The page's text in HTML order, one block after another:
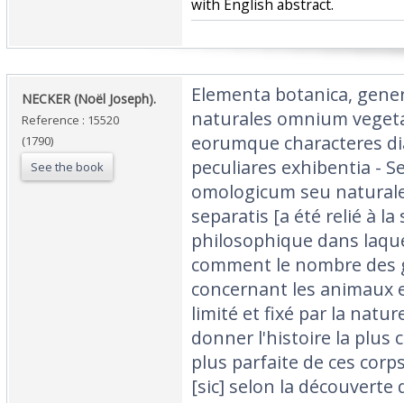
with English abstract.‎
‎NECKER (Noël Joseph).‎
Reference : 15520
(1790)
See the book
‎Elementa botanica,
naturales omnium
eorumque characteres
peculiares exhibentia -
omologicum seu
separatis [a été relié à
philosophique dans
comment le nombre des
concernant les animaux
limité et fixé par la
donner l'histoire la plus
plus parfaite de ces
[sic] selon la découverte